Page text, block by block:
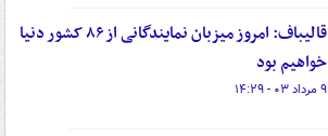
قالیباف: امروز میزبان نمایندگانی از ۸۶ کشور دنیا
خواهیم بود
۹ مرداد ۰۳ - ۱۴:۲۹